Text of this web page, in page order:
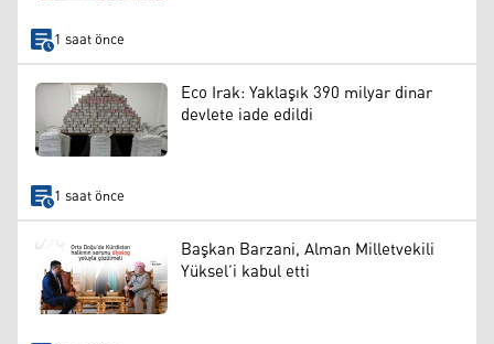
1 saat önce
Eco Irak: Yaklaşık 390 milyar dinar
devlete iade edildi
1 saat önce
Başkan Barzani, Alman Milletvekili
Yüksel’i kabul etti